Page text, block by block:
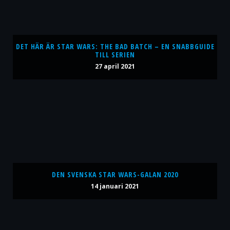
DET HÄR ÄR STAR WARS: THE BAD BATCH – EN SNABBGUIDE
TILL SERIEN
27 april 2021
DEN SVENSKA STAR WARS-GALAN 2020
14 januari 2021